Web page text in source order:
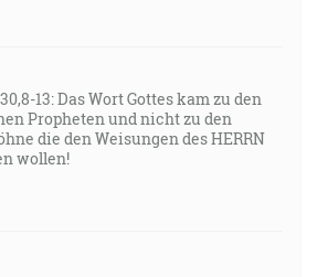
13: Das Wort Gottes kam zu den
Propheten und nicht zu den
die den Weisungen des HERRN
wollen!